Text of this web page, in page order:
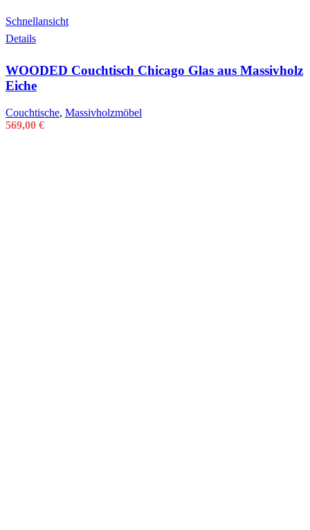
Schnellansicht
Details
WOODED Couchtisch Chicago Glas aus Massivholz
Eiche
Couchtische, Massivholzmöbel
569,00 €